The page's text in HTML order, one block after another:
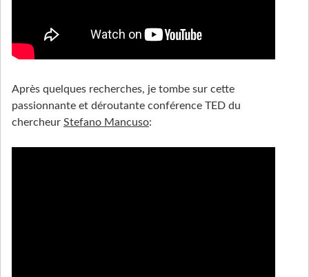
Après quelques recherches, je tombe sur cette
passionnante et déroutante conférence TED du
chercheur Stefano Mancuso: